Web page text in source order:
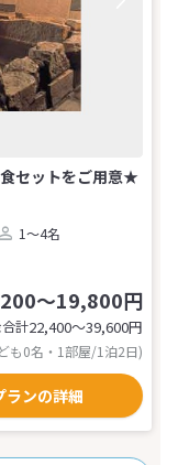
セットをご用意★
1～4名
～19,800円
計22,400〜39,600円
も0名・1部屋/1泊2日)
ランの詳細